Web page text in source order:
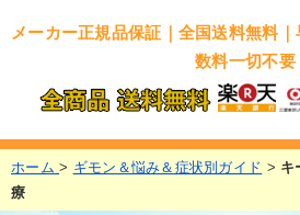
メーカー正規品保証｜全国送料無料
数料一切不要
ホーム > ギモン＆悩み＆症状別ガイド > キ
療